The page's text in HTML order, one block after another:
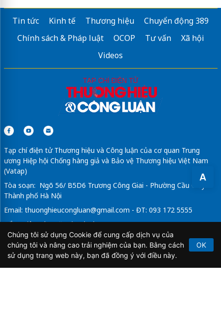
A
Tin tức Kinh tế Thương hiệu
Chuyển động 389
Chính sách & Pháp luật
OCOP Tư vấn
Xã hội
Videos
Tạp chí điện tử Thương hiệu và Công luận của cơ quan Trung
ương Hiệp hội Chống hàng giả và Bảo vệ Thương hiệu Việt Nam
(Vatap)
Tòa soạn: Ngõ 56/ B5D6 Trương Công Giai - Phường Cầu Giấy -
Thành phố Hà Nội
Email: thuonghieucongluan@gmail.com - ĐT: 093 172 5555
Tổng Biên Tập: Vũ Đức Thuận
Giấy phép hoạt động báo chí điện tử số 64/GP-BTTTT do Bộ
Thông tin và Truyền thông cấp ngày 21/2/2020.
Chúng tôi sử dụng Cookie để cung cấp dịch vụ của
chúng tôi và nâng cao trải nghiệm của bạn. Bằng cách
sử dụng trang web này, bạn đã đồng ý với điều này.
OK